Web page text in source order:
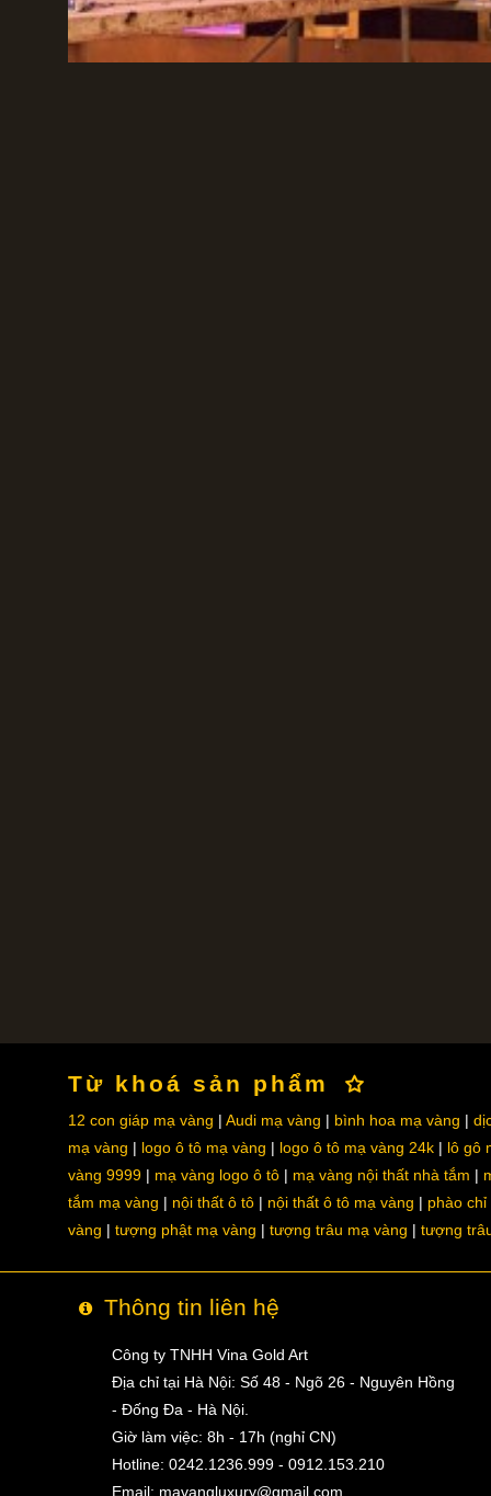
Từ khoá sản phẩm
12 con giáp mạ vàng Audi mạ vàng bình hoa mạ vàng
mạ vàng
logo ô tô mạ vàng logo ô tô mạ vàng 24k
lô gô
vàng 9999
mạ vàng logo ô tô mạ vàng nội thất nhà tắm
tắm mạ vàng
nội thất ô tô nội thất ô tô mạ vàng
phào chỉ
vàng
tượng phật mạ vàng tượng trâu mạ vàng tượng
Thông tin liên hệ
Công ty TNHH Vina Gold Art
Địa chỉ tại Hà Nội: Số 48 - Ngõ 26 - Nguyên Hồng
- Đống Đa - Hà Nội.
Giờ làm việc: 8h - 17h (nghỉ CN)
Hotline: 0242.1236.999 - 0912.153.210
Email: mavangluxury@gmail.com